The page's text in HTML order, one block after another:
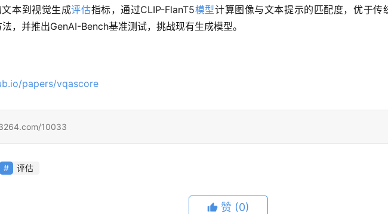
本到视觉生成评估指标，通过CLIP-FlanT5模型计算图像与文本提示的匹配度，优于传
，并推出GenAI-Bench基准测试，挑战现有生成模型。
papers/vqascore
10033
评估
赞 (0)